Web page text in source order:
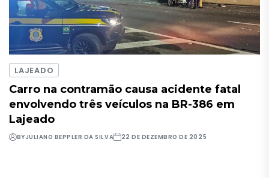
LAJEADO
Carro na contramão causa acidente fatal
envolvendo três veículos na BR-386 em
Lajeado
BYJULIANO BEPPLER DA SILVA 22 DE DEZEMBRO DE 2025